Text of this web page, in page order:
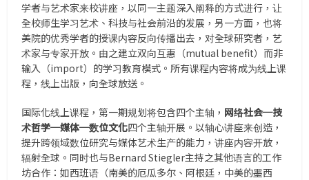
学者与艺术家来校讲座，以同一主题深入阐释的方式进行，让
全校师生学习艺术、科技与社会前沿的发展，另一方面，也将
美院的优秀学者的授课内容反向传播出去，对全球研究者，艺
术家与专家开放。由之建立双向互惠（mutual benefit）而非
输入（import）的学习教育模式。所有课程内容将成为线上课
程，线上出版，向全球放送。
国际化线上课程，第一期规划将包含四个主轴， 网络社会─技
术哲学─媒体─数位文化四个主轴开展。以轴心讲座来创造，
提升跨领域数位研究与媒体艺术生产的能力，讲座内容开放，
辐射全球。同时也与Bernard Stiegler主持之其他语言的工作
坊合作：如西班语（南美的厄瓜多尔、阿根廷，中美的墨西